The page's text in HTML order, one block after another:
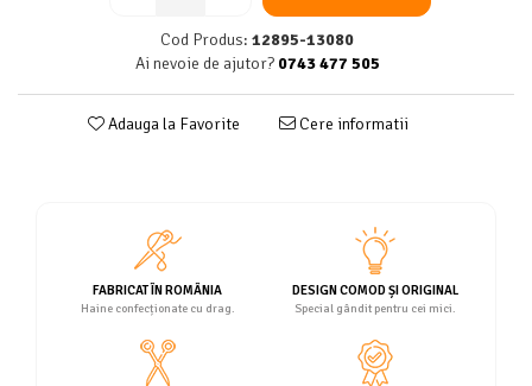
Cod Produs: 12895-13080
Ai nevoie de ajutor? 0743 477 505
Adauga la Favorite Cere informatii
FABRICAT ÎN ROMÂNIA
Haine confecționate cu drag.
DESIGN COMOD ȘI ORIGINAL
Special gândit pentru cei mici.